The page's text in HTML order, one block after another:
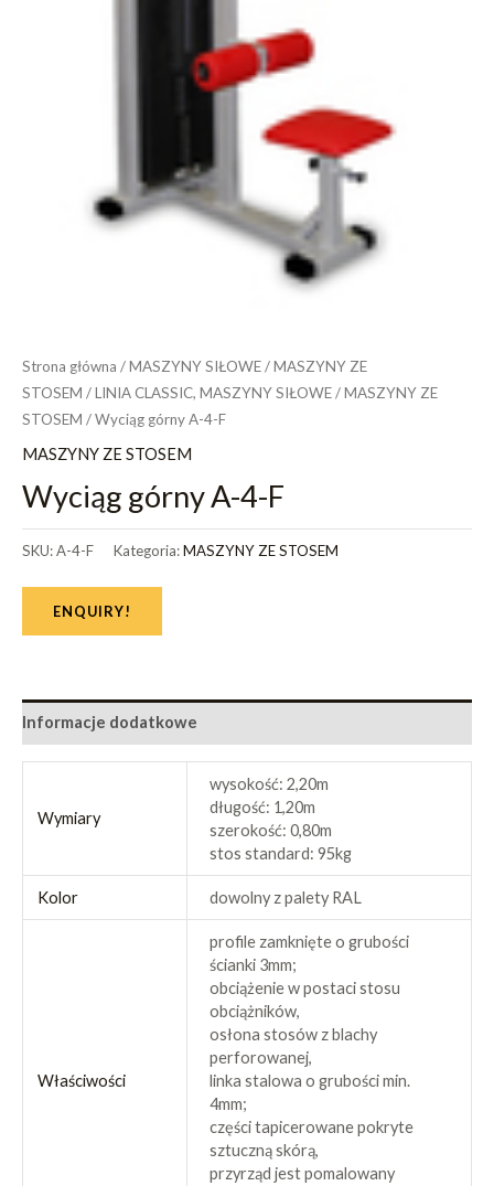
Strona główna /MASZYNY SIŁOWE/MASZYNY ZE
STOSEM /LINIA CLASSIC, MASZYNY SIŁOWE/MASZYNY ZE
STOSEM / Wyciąg górny A-4-F
MASZYNY ZE STOSEM
Wyciąg górny A-4-F
SKU:A-4-F Kategoria:MASZYNY ZE STOSEM
ENQUIRY!
Informacje dodatkowe
Wymiary
wysokość: 2,20m
długość: 1,20m
szerokość: 0,80m
stos standard: 95kg
Kolor dowolny z palety RAL
Właściwości
profile zamknięte o grubości
ścianki 3mm;
obciążenie w postaci stosu
obciążników,
osłona stosów z blachy
perforowanej,
linka stalowa o grubości min.
4mm;
części tapicerowane pokryte
sztuczną skórą,
przyrząd jest pomalowany